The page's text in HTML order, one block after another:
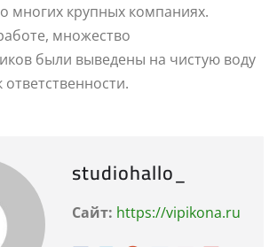
многих крупных компаниях.
множество
были выведены на чистую воду
studiohallo_
Сайт: https://vipikona.ru